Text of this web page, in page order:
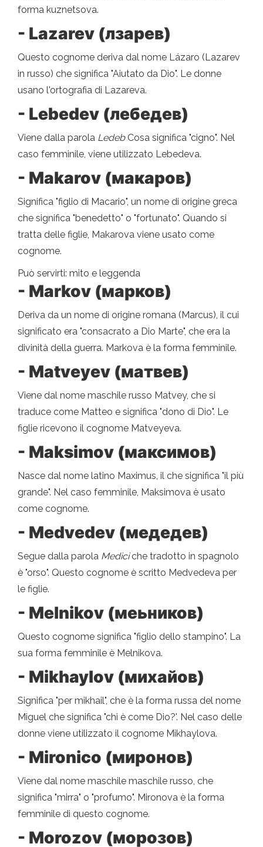
forma kuznetsova.
- Lazarev (лзарев)
Questo cognome deriva dal nome Lázaro (Lazarev
in russo) che significa "Aiutato da Dio". Le donne
usano l'ortografia di Lazareva.
- Lebedev (лебедев)
Viene dalla parola LedebCosa significa "cigno". Nel
caso femminile, viene utilizzato Lebedeva.
- Makarov (макаров)
Significa "figlio di Macario", un nome di origine greca
che significa "benedetto" o "fortunato". Quando si
tratta delle figlie, Makarova viene usato come
cognome.
Può servirti: mito e leggenda
- Markov (марков)
Deriva da un nome di origine romana (Marcus), il cui
significato era "consacrato a Dio Marte", che era la
divinità della guerra. Markova è la forma femminile.
- Matveyev (матвев)
Viene dal nome maschile russo Matvey, che si
traduce come Matteo e significa "dono di Dio". Le
figlie ricevono il cognome Matveyeva.
- Maksimov (максимов)
Nasce dal nome latino Maximus, il che significa "il più
grande". Nel caso femminile, Maksimova è usato
come cognome.
- Medvedev (медедев)
Segue dalla parola Mediciche tradotto in spagnolo
è "orso". Questo cognome è scritto Medvedeva per
le figlie.
- Melnikov (меьников)
Questo cognome significa "figlio dello stampino". La
sua forma femminile è Melnikova.
- Mikhaylov (михайов)
Significa "per mikhail", che è la forma russa del nome
Miguel che significa "chi è come Dio?'. Nel caso delle
donne viene utilizzato il cognome Mikhaylova.
- Mironico (миронов)
Viene dal nome maschile maschile russo, che
significa "mirra" o "profumo". Mironova è la forma
femminile di questo cognome.
- Morozov (морозов)